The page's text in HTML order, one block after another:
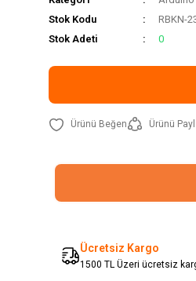
Stok Kodu
RBKN-
Stok Adeti
0
Ürünü
Ücretsiz Kargo
1500 TL Üzeri ücretsiz